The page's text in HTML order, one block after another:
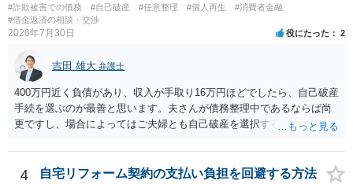
#詐欺被害での債務 #自己破産 #任意整理 #個人再生
#消費者金融
#借金返済の相談・交渉
2026年7月30日 役にたった 2
吉田 雄大 弁護士
400万円近く負債があり、収入が手取り16万円ほどでしたら、自己破産
手続を選ぶのが最善と思います。夫さんが債務整理中であるならば尚
更ですし、場合によってはご夫婦とも自己破産を選択する方法もある
4
自宅リフォーム契約の支払い負担を回避する方法